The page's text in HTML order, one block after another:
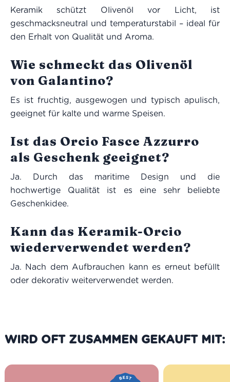
Keramik schützt Olivenöl vor Licht, ist
geschmacksneutral und temperaturstabil – ideal für
den Erhalt von Qualität und Aroma.
Wie schmeckt das Olivenöl
von Galantino?
Es ist fruchtig, ausgewogen und typisch apulisch,
geeignet für kalte und warme Speisen.
Ist das Orcio Fasce Azzurro
als Geschenk geeignet?
Ja. Durch das maritime Design und die
hochwertige Qualität ist es eine sehr beliebte
Geschenkidee.
Kann das Keramik-Orcio
wiederverwendet werden?
Ja. Nach dem Aufbrauchen kann es erneut befüllt
oder dekorativ weiterverwendet werden.
WIRD OFT ZUSAMMEN GEKAUFT MIT: